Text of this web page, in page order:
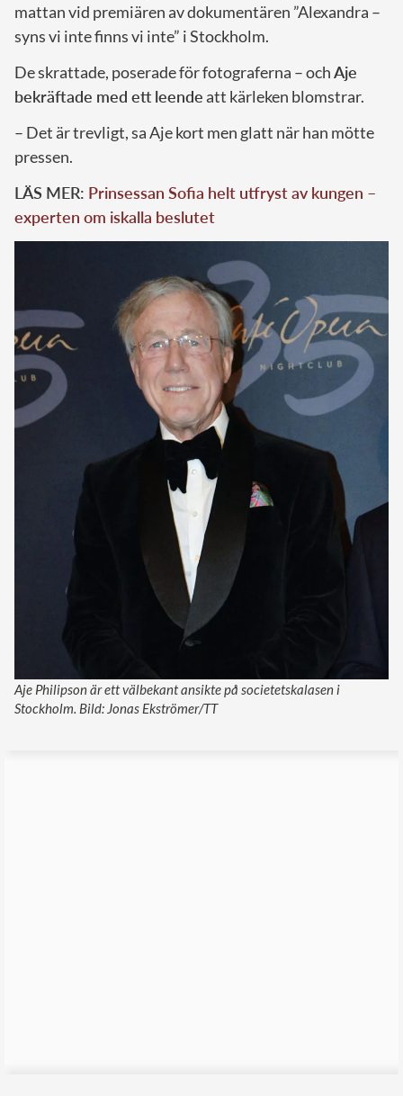
mattan vid premiären av dokumentären ”Alexandra –
syns vi inte finns vi inte” i Stockholm.
De skrattade, poserade för fotograferna – ochAje
bekräftade med ett leende att kärleken blomstrar.
– Det är trevligt, sa Aje kort men glatt när han mötte
pressen.
LÄS MER: Prinsessan Sofia helt utfryst av kungen –
experten om iskalla beslutet
Aje Philipson är ett välbekant ansikte på societetskalasen i
Stockholm. Bild: Jonas Ekströmer/TT